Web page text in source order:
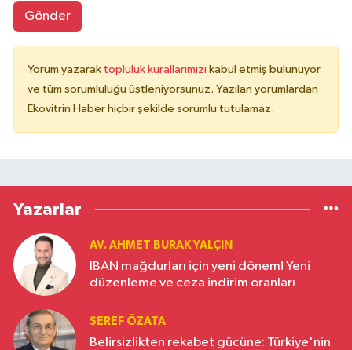
Gönder
Yorum yazarak topluluk kurallarımızı kabul etmiş bulunuyor
ve tüm sorumluluğu üstleniyorsunuz. Yazılan yorumlardan
Ekovitrin Haber hiçbir şekilde sorumlu tutulamaz.
Yazarlar
AV. AHMET BURAK YALÇIN
IBAN mağdurları için yeni dönem! Yeni
düzenleme ve ceza indirim oranları
ŞEREF ÖZATA
Belirsizlikten rekabet gücüne: Türkiye'nin